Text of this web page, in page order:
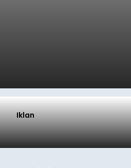
Diduga Ilegal,
Hentikan Aktivitas
Pengerukan Lahan
Temukus